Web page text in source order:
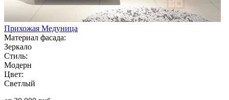
Прихожая Медуница
Материал фасада:
Зеркало
Стиль:
Модерн
Цвет:
Светлый